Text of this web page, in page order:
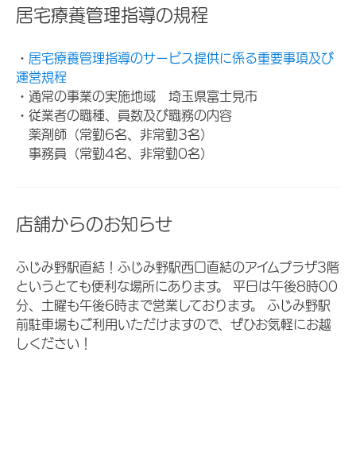
居宅療養管理指導の規程
・ 居宅療養管理指導のサービス提供に係る重要事項及び
運営規程
・通常の事業の実施地域 埼玉県富士見市
・従業者の職種、員数及び職務の内容
薬剤師（常勤6名、非常勤3名）
事務員（常勤4名、非常勤0名）
店舗からのお知らせ
ふじみ野駅直結！ふじみ野駅西口直結のアイムプラザ3階
というとても便利な場所にあります。 平日は午後8時00
分、土曜も午後6時まで営業しております。 ふじみ野駅
前駐車場もご利用いただけますので、ぜひお気軽にお越
しください！